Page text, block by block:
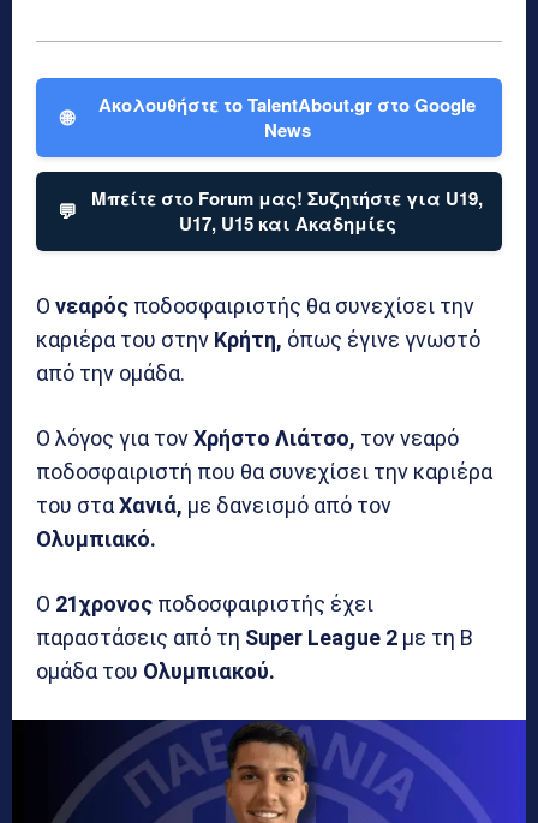
🌐
Ακολουθήστε το TalentAbout.gr στο Google
News
💬
Μπείτε στο Forum μας! Συζητήστε για U19,
U17, U15 και Ακαδημίες
Ο νεαρός ποδοσφαιριστής θα συνεχίσει την
καριέρα του στην Κρήτη, όπως έγινε γνωστό
από την ομάδα.
Ο λόγος για τονΧρήστο Λιάτσο, τον νεαρό
ποδοσφαιριστή που θα συνεχίσει την καριέρα
του σταΧανιά, με δανεισμό από τον
Ολυμπιακό.
Ο 21χρονος ποδοσφαιριστής έχει
παραστάσεις από τη Super League 2 με τη Β
ομάδα του Ολυμπιακού.